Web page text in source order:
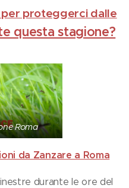
per proteggerci dalle
questa stagione?
Roma
da Zanzare a Roma
durante le ore del